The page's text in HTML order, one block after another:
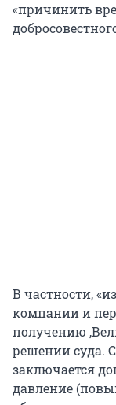
«причинить
В частности,
компании и
получению
решении суда.
заключается
давление